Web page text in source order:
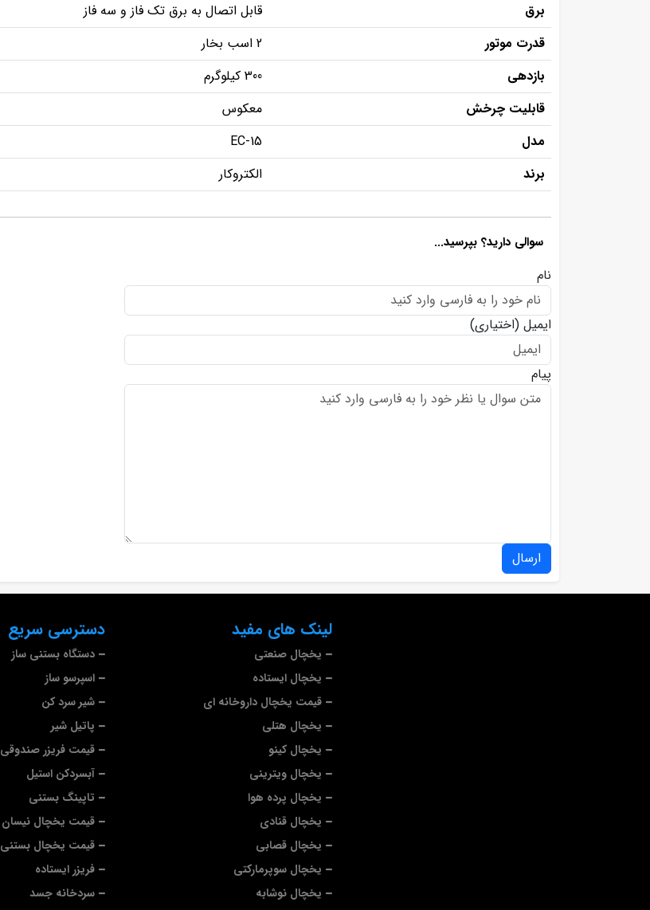
برق
قابل اتصال به برق تک فاز و سه فاز
قدرت موتور
2 اسب بخار
بازدهی
300 کیلوگرم
قابلیت چرخش
معکوس
مدل
EC-15
برند
الکتروکار
سوالی دارید؟ بپرسید...
نام
ایمیل (اختیاری)
پیام
ارسال
لینک های مفید
یخچال صنعتی
یخچال ایستاده
قیمت یخچال داروخانه ای
یخچال هتلی
یخچال کینو
یخچال ویترینی
یخچال پرده هوا
یخچال قنادی
یخچال قصابی
یخچال سوپرمارکتی
یخچال نوشابه
دسترسی سریع
دستگاه بستنی ساز
اسپرسو ساز
شیر سرد کن
پاتیل شیر
قیمت فریزر صندوقی
آبسردکن استیل
تاپینگ بستنی
قیمت یخچال نیسان
قیمت یخچال بستنی
فریزر ایستاده
سردخانه جسد